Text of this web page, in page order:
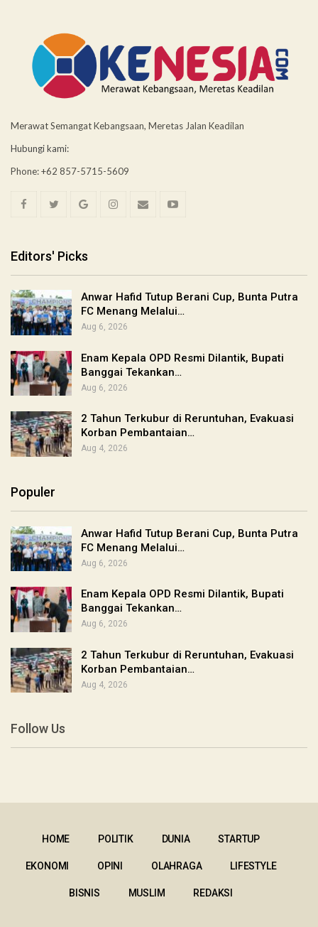
Merawat Semangat Kebangsaan, Meretas Jalan Keadilan
Hubungi kami:
Phone: +62 857-5715-5609
Editors' Picks
Anwar Hafid Tutup Berani Cup, Bunta Putra
FC Menang Melalui…
Aug 6, 2026
Enam Kepala OPD Resmi Dilantik, Bupati
Banggai Tekankan…
Aug 6, 2026
2 Tahun Terkubur di Reruntuhan, Evakuasi
Korban Pembantaian…
Aug 4, 2026
Populer
Anwar Hafid Tutup Berani Cup, Bunta Putra
FC Menang Melalui…
Aug 6, 2026
Enam Kepala OPD Resmi Dilantik, Bupati
Banggai Tekankan…
Aug 6, 2026
2 Tahun Terkubur di Reruntuhan, Evakuasi
Korban Pembantaian…
Aug 4, 2026
Follow Us
HOME POLITIK DUNIA STARTUP
EKONOMI OPINI OLAHRAGA LIFESTYLE
BISNIS MUSLIM REDAKSI